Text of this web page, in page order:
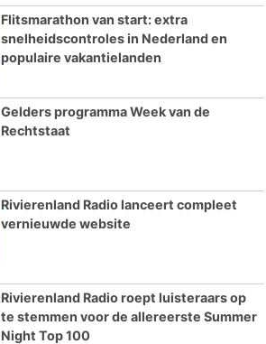
Flitsmarathon van start: extra
snelheidscontroles in Nederland en
populaire vakantielanden
Gelders programma Week van de
Rechtstaat
Rivierenland Radio lanceert compleet
vernieuwde website
Rivierenland Radio roept luisteraars op
te stemmen voor de allereerste Summer
Night Top 100